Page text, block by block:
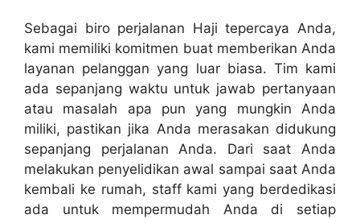
Sebagai biro perjalanan Haji tepercaya Anda,
kami memiliki komitmen buat memberikan Anda
layanan pelanggan yang luar biasa. Tim kami
ada sepanjang waktu untuk jawab pertanyaan
atau masalah apa pun yang mungkin Anda
miliki, pastikan jika Anda merasakan didukung
sepanjang perjalanan Anda. Dari saat Anda
melakukan penyelidikan awal sampai saat Anda
kembali ke rumah, staff kami yang berdedikasi
ada untuk mempermudah Anda di setiap